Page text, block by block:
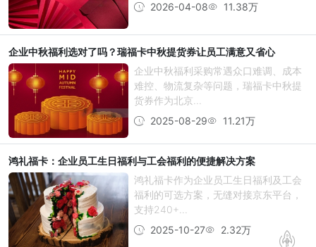
2026-04-08
11.38万
企业中秋福利选对了吗？瑞福卡中秋提货券让员工满意又省心
企业中秋福利采购常遇众口难调、成本
难控、物流复杂等问题，瑞福卡中秋提
货券作为北京...
2025-08-29
11.21万
鸿礼福卡：企业员工生日福利与工会福利的便捷解决方案
鸿礼福卡作为企业员工生日福利及工会
福利的可选方案，无缝对接京东平台，
支持240+...
2025-10-27
2.32万